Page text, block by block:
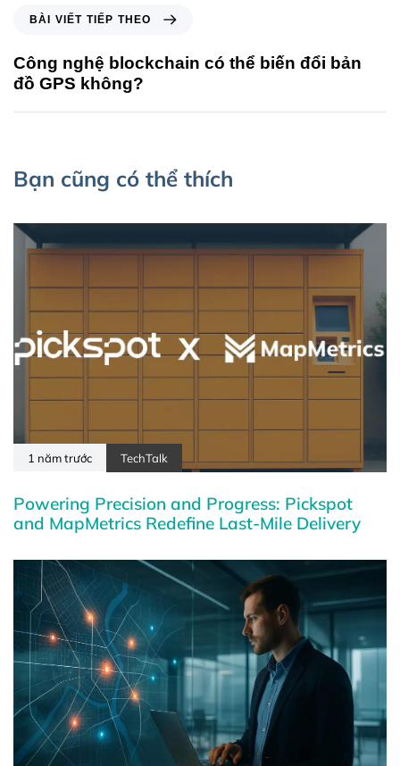
BÀI VIẾT TIẾP THEO
Công nghệ blockchain có thể biến đổi bản
đồ GPS không?
Bạn cũng có thể thích
1 năm trước TechTalk
Powering Precision and Progress: Pickspot
and MapMetrics Redefine Last-Mile Delivery